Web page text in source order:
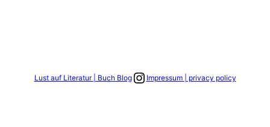
Lust auf Literatur | Buch BlogLink zum Instagram Account
Impressum | privacy policy